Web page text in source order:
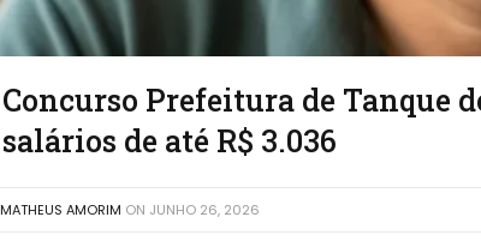
Concurso Prefeitura de Tanque
salários de até R$ 3.036
MATHEUS AMORIM ON JUNHO 26, 2026